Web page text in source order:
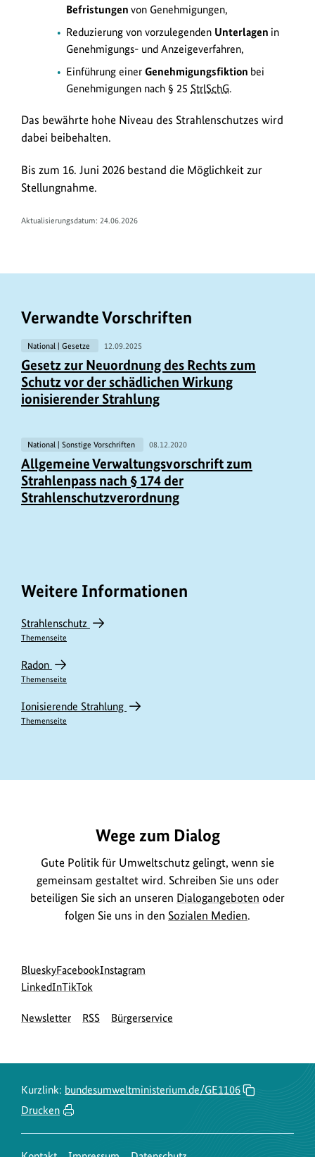
Befristungen von Genehmigungen,
Reduzierung von vorzulegenden Unterlagen in
Genehmigungs- und Anzeigeverfahren,
Einführung einer Genehmigungsfiktion bei
Genehmigungen nach § 25 StrlSchG.
Das bewährte hohe Niveau des Strahlenschutzes wird
dabei beibehalten.
Bis zum 16. Juni 2026 bestand die Möglichkeit zur
Stellungnahme.
Aktualisierungsdatum: 24.06.2026
Verwandte Vorschriften
National | Gesetze 12.09.2025
Gesetz zur Neuordnung des Rechts zum
Schutz vor der schädlichen Wirkung
ionisierender Strahlung
National | Sonstige Vorschriften 08.12.2020
Allgemeine Verwaltungsvorschrift zum
Strahlenpass nach § 174 der
Strahlenschutzverordnung
Weitere Informationen
Strahlenschutz
Themenseite
Radon
Themenseite
Ionisierende Strahlung
Themenseite
Wege zum Dialog
Gute Politik für Umweltschutz gelingt, wenn sie
gemeinsam gestaltet wird. Schreiben Sie uns oder
beteiligen Sie sich an unseren Dialogangeboten oder
folgen Sie uns in den Sozialen Medien.
Social
Media
Blueskyzur
Bluesky-
des
Facebookzur
des
Instagram
des
LinkedInzur
Seite
zur
Seite
TikTok
Newsletter RSS Bürgerservice
Kurzlink: bundesumweltministerium.de/GE1106
Drucken